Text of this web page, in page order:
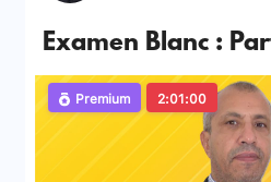
Examen Blanc :
Premium 2:01:00